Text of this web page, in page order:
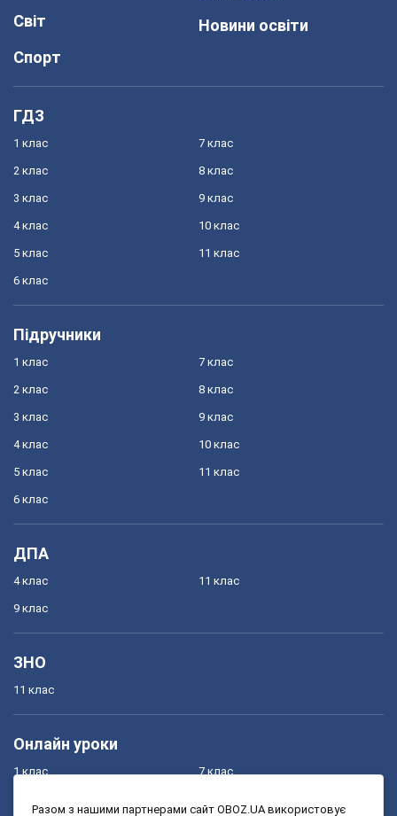
Світ
Спорт
Новини освіти
ГДЗ
1 клас
2 клас
3 клас
4 клас
5 клас
6 клас
7 клас
8 клас
9 клас
10 клас
11 клас
Підручники
1 клас
2 клас
3 клас
4 клас
5 клас
6 клас
7 клас
8 клас
9 клас
10 клас
11 клас
ДПА
4 клас
9 клас
11 клас
ЗНО
11 клас
Онлайн уроки
1 клас 7 клас
Разом з нашими партнерами сайт OBOZ.UA використовує